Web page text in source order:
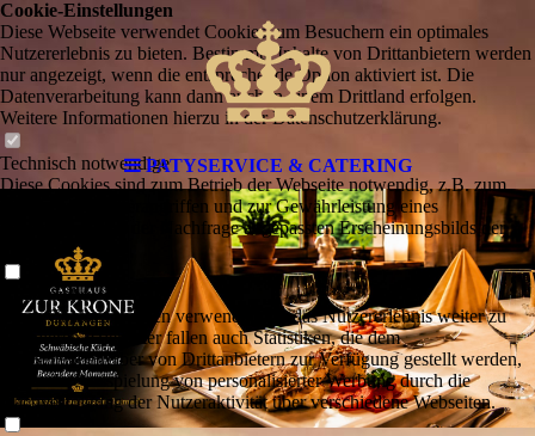
PATYSERVICE & CATERING
Cookie-Einstellungen
Diese Webseite verwendet Cookies, um Besuchern ein optimales
Nutzererlebnis zu bieten. Bestimmte Inhalte von Drittanbietern werden
nur angezeigt, wenn die entsprechende Option aktiviert ist. Die
Datenverarbeitung kann dann auch in einem Drittland erfolgen.
Weitere Informationen hierzu in der Datenschutzerklärung.
Technisch notwendige
Diese Cookies sind zum Betrieb der Webseite notwendig, z.B. zum
Schutz vor Hackerangriffen und zur Gewährleistung eines
konsistenten und der Nachfrage angepassten Erscheinungsbilds der
Analytische
Diese Cookies werden verwendet, um das Nutzererlebnis weiter zu
optimieren. Hierunter fallen auch Statistiken, die dem
Webseitenbetreiber von Drittanbietern zur Verfügung gestellt werden,
sowie die Ausspielung von personalisierter Werbung durch die
Nachverfolgung der Nutzeraktivität über verschiedene Webseiten.